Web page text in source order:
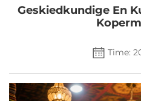
Geskiedkundige En
Time: